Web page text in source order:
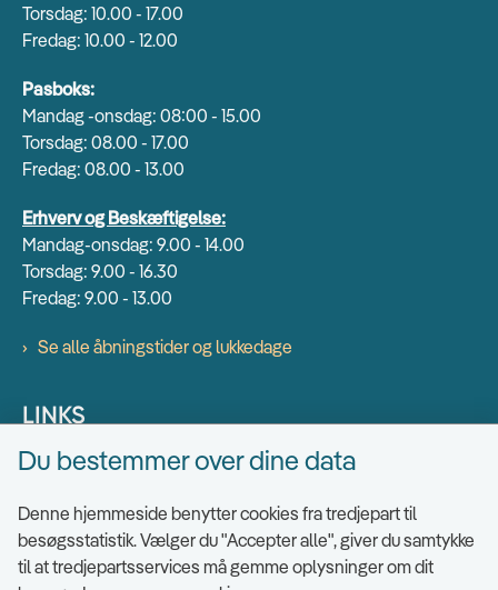
Torsdag: 10.00 - 17.00
Fredag: 10.00 - 12.00
Pasboks:
Mandag -onsdag: 08:00 - 15.00
Torsdag: 08.00 - 17.00
Fredag: 08.00 - 13.00
Erhverv og Beskæftigelse:
Mandag-onsdag: 9.00 - 14.00
Torsdag: 9.00 - 16.30
Fredag: 9.00 - 13.00
Se alle åbningstider og lukkedage
LINKS
Find EAN numre
Send sikkert
Tilgængelighedserklæring
Cookies
Du bestemmer over dine data
Denne hjemmeside benytter cookies fra tredjepart til
besøgsstatistik. Vælger du "Accepter alle", giver du samtykke
til at tredjepartsservices må gemme oplysninger om dit